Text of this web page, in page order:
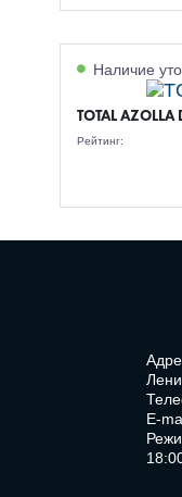
Наличие
TOTAL AZOLLA
Рейтинг:
E-